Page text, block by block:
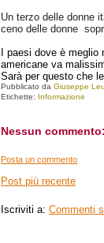
Un terzo delle donne
ceno delle donne
I paesi dove è meglio
americane va
Sarà per questo che
Pubblicato daGiuseppe
Etichette: Informazione
Nessun commento:
Posta un commento
Post più recente
Iscriviti a:Commenti